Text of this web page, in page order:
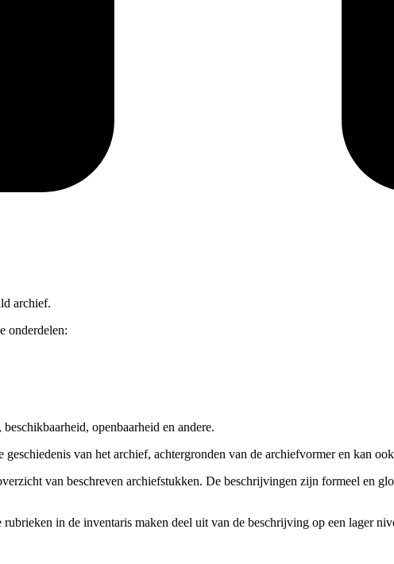
archief.
onderdelen:
openbaarheid en andere.
van het archief, achtergronden van de archiefvormer en kan
van beschreven archiefstukken. De beschrijvingen zijn formeel en
in de inventaris maken deel uit van de beschrijving op een lager